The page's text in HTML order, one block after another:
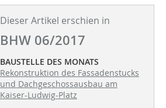
Dieser Artikel erschien in
BHW 06/2017
BAUSTELLE DES MONATS
Rekonstruktion des Fassadenstucks
und Dachgeschossausbau am
Kaiser-Ludwig-Platz